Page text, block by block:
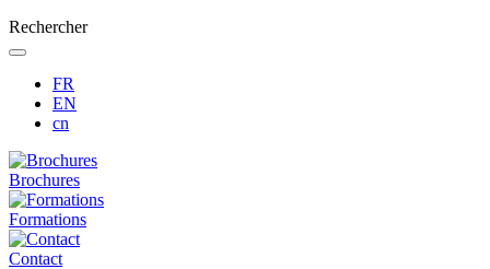
Rechercher
FR
EN
cn
Brochures
Formations
Contact